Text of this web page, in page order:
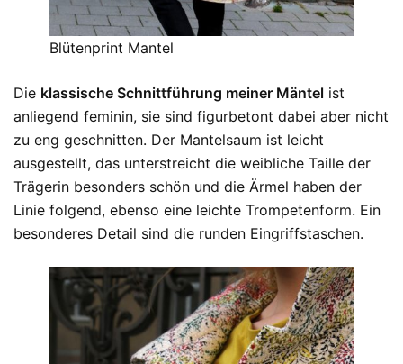
Blütenprint Mantel
Die klassische Schnittführung meiner Mäntel ist
anliegend feminin, sie sind figurbetont dabei aber nicht
zu eng geschnitten. Der Mantelsaum ist leicht
ausgestellt, das unterstreicht die weibliche Taille der
Trägerin besonders schön und die Ärmel haben der
Linie folgend, ebenso eine leichte Trompetenform. Ein
besonderes Detail sind die runden Eingriffstaschen.